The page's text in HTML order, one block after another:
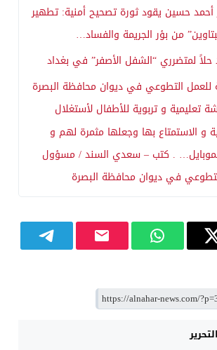
حسين يقود ثورة تصحيح أمنية: تطهير
من بؤر الجريمة والفساد…
لمتضرري “الشفل الأصفر” في بغداد
للعمل التطوعي في ديوان محافظة البصرة
تعليمية و تربوية للأطفال لأستغلال
و الاستمتاع بها وجعلها مثمرة لهم و
. كتب – سعدي السند / مسؤول
في ديوان محافظة البصرة